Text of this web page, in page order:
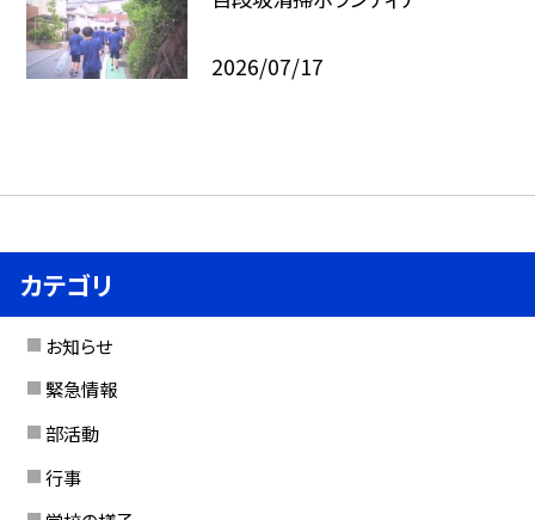
2026/07/17
カテゴリ
お知らせ
緊急情報
部活動
行事